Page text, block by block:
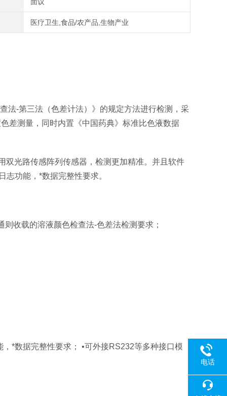
医疗卫生,食品/农产品,生物产业
法-第三法（色差计法）》的规定方法进行检测，采
差测量，同时内置《中国药典》标准比色液数据
双光路传感阵列传感器，检测更加精准。并且软件
功能，*数据完整性要求。
收载的溶液颜色检查法-色差法检测要求；
*数据完整性要求； •可外接RS232等多种接口模
电话